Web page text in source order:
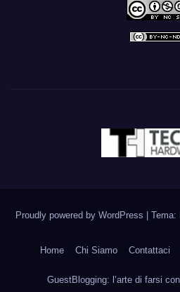
Proudly powered by WordPress Tema:
Home Chi Siamo Contattaci
GuestBlogging: l’arte di farsi